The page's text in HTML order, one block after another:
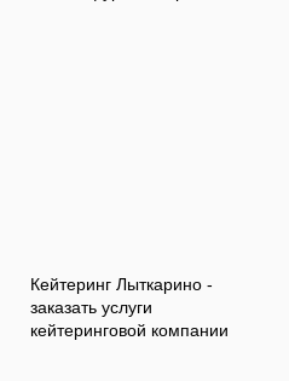
Кейтеринг Лыткарино -
заказать услуги
кейтеринговой компании